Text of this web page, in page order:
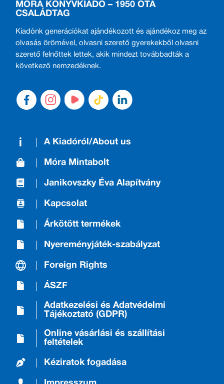
MÓRA KÖNYVKIADÓ – 1950 ÓTA
CSALÁDTAG
Kiadónk generációkat ajándékozott és ajándékoz meg az
olvasás örömével, olvasni szerető gyerekekből olvasni
szerető felnőttek lettek, akik mindezt továbbadták a
következő nemzedéknek.
A Kiadóról/About us
Móra Mintabolt
Janikovszky Éva Alapítvány
Kapcsolat
Árkötött termékek
Nyereményjáték-szabályzat
Foreign Rights
ÁSZF
Adatkezelési és Adatvédelmi
Tájékoztató (GDPR)
Online vásárlási és szállítási
feltételek
Kéziratok fogadása